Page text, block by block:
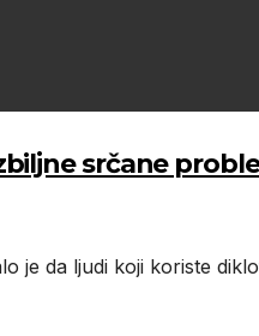
srčane
je da ljudi koji koriste